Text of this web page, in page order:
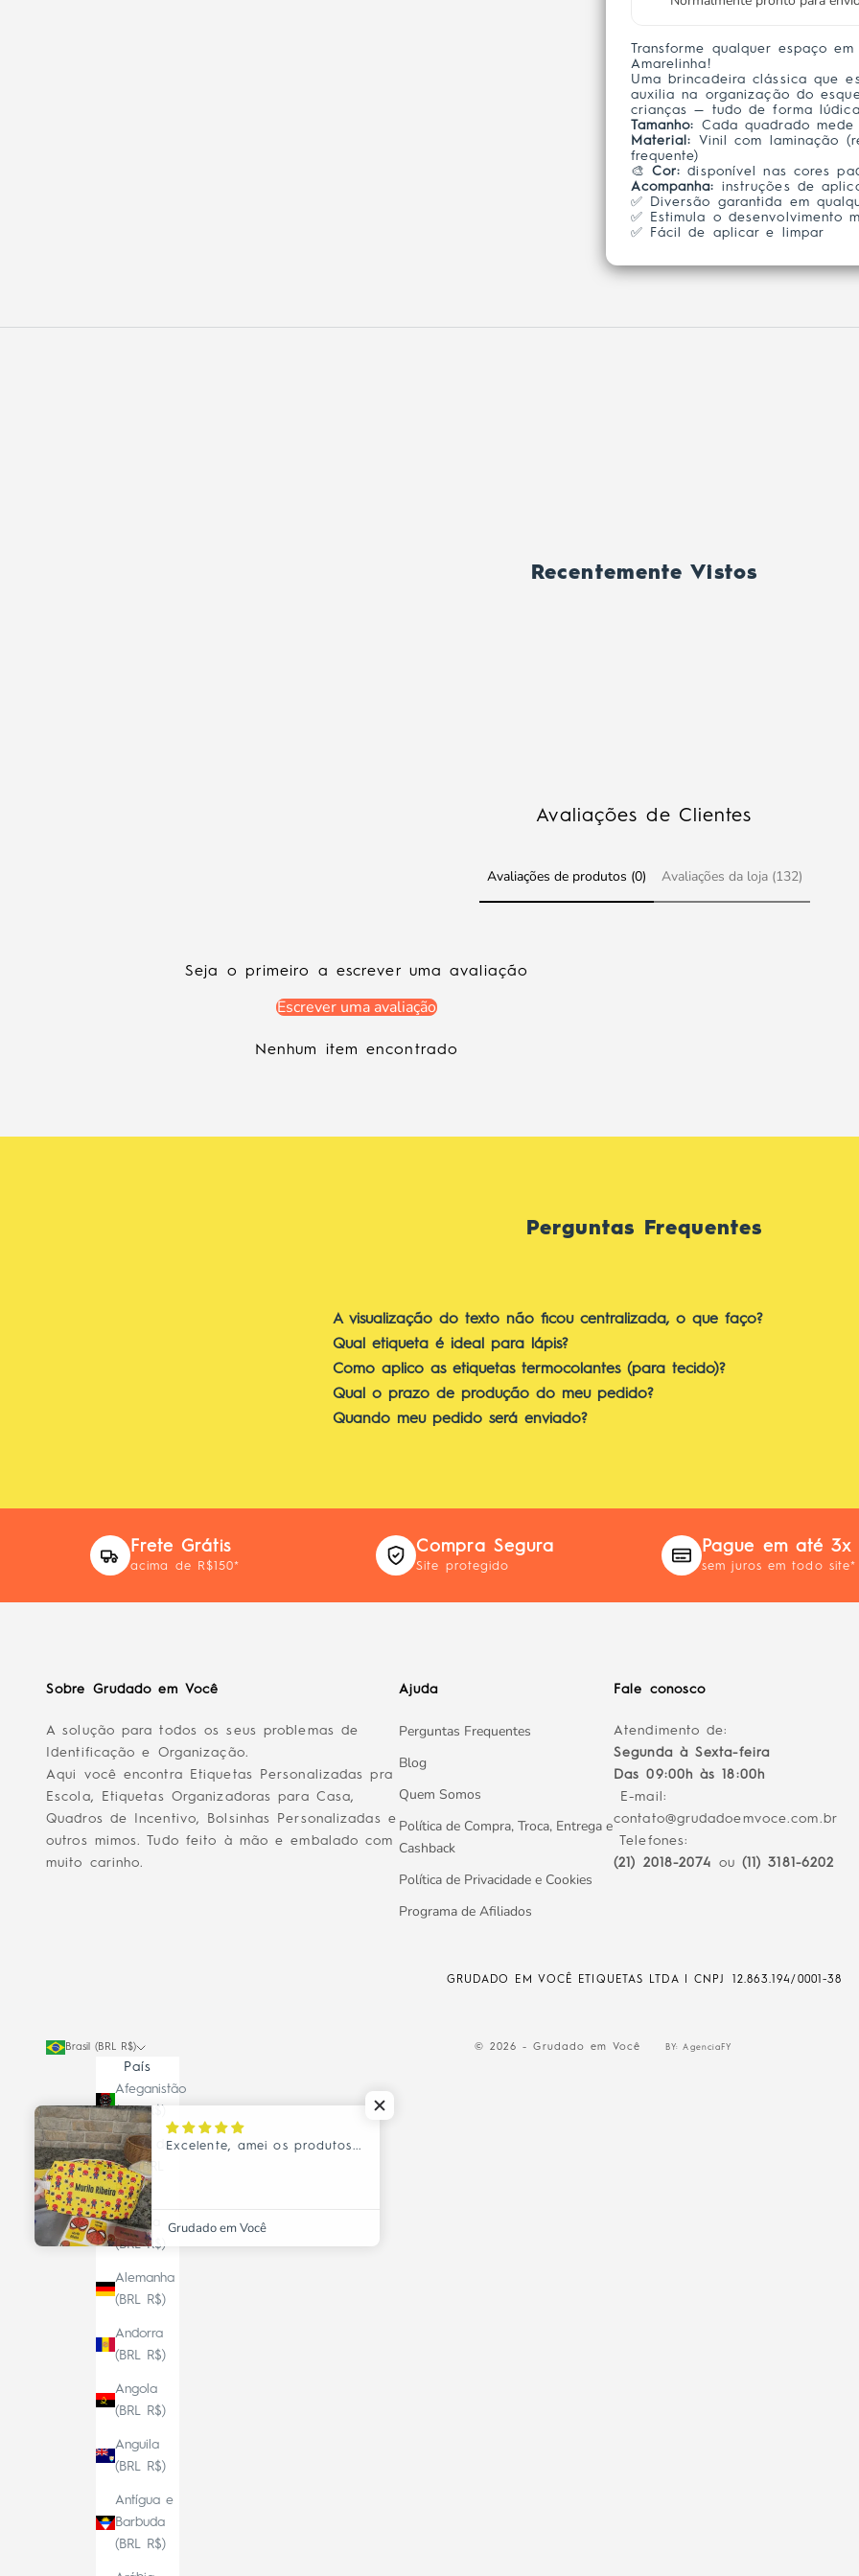
Transforme qualquer espaço
Amarelinha!
Uma brincadeira clássica que
auxilia na organização do
crianças — tudo de forma
Tamanho:
Cada quadrado
Material:
Vinil com laminação
frequente)
🎨
Cor:disponível nas cores
Acompanha:
instruções de
✅ Diversão garantida em
✅ Estimula o desenvolvimento
✅ Fácil de aplicar e limpar
Recentemente Vistos
Avaliações de Clientes
Avaliações de produtos (0) Avaliações da loja (132)
Seja o primeiro a escrever uma avaliação
Escrever uma avaliação
Nenhum item encontrado
Perguntas Frequentes
A visualização do texto não ficou centralizada, o que faço?
Qual etiqueta é ideal para lápis?
Como aplico as etiquetas termocolantes (para tecido)?
Qual o prazo de produção do meu pedido?
Quando meu pedido será enviado?
Frete Grátis
acima de R$150*
Compra Segura
Site protegido
Pague em até 3x
sem juros em todo site*
Sobre Grudado em Você
A solução para todos os seus problemas de
Identificação e Organização.
Aqui você encontra Etiquetas Personalizadas pra
Escola, Etiquetas Organizadoras para Casa,
Quadros de Incentivo, Bolsinhas Personalizadas e
outros mimos. Tudo feito à mão e embalado com
muito carinho.
Ajuda
Perguntas Frequentes
Blog
Quem Somos
Política de Compra, Troca, Entrega e
Cashback
Política de Privacidade e Cookies
Programa de Afiliados
Fale conosco
Atendimento de:
Segunda à Sexta-feira
Das 09:00h às 18:00h
E-mail:
contato@grudadoemvoce.com.br
Telefones:
(21) 2018-2074
ou (11) 3181-6202
GRUDADO EM VOCÊ ETIQUETAS LTDA | CNPJ 12.863.194/0001-38
Brasil (BRL R$)
País
Afeganistão
(BRL R$)
África do
Sul (BRL
R$)
Albânia
(BRL R$)
Alemanha
(BRL R$)
Andorra
(BRL R$)
Angola
(BRL R$)
Anguila
(BRL R$)
Antígua e
Barbuda
(BRL R$)
© 2026 - Grudado em Você BY: AgenciaFY
Excelente, amei os produtos...
Grudado em Você